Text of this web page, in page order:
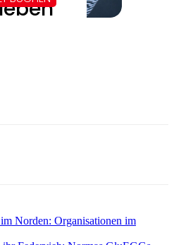
Norden: Organisationen im